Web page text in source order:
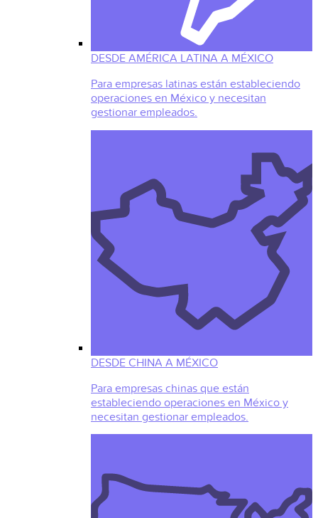
DESDE AMÉRICA LATINA A MÉXICO
Para empresas latinas están estableciendo
operaciones en México y necesitan
gestionar empleados.
DESDE CHINA A MÉXICO
Para empresas chinas que están
estableciendo operaciones en México y
necesitan gestionar empleados.